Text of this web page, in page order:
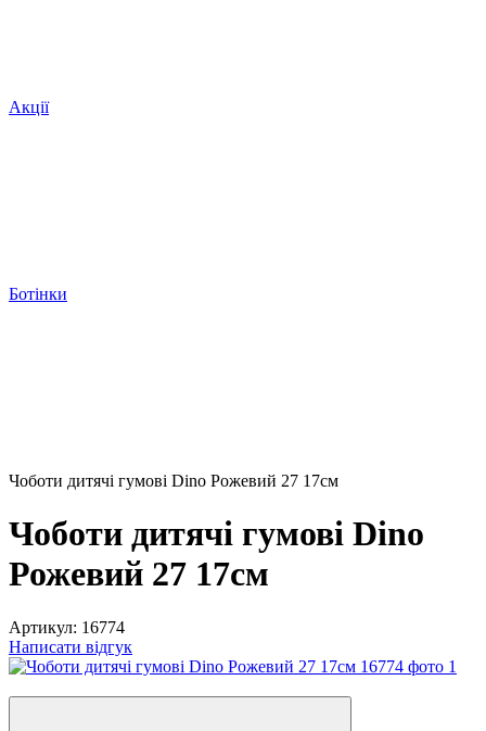
Акції
Ботінки
Чоботи дитячі гумові Dino Рожевий 27 17см
Чоботи дитячі гумові Dino
Рожевий 27 17см
Артикул: 16774
Написати відгук